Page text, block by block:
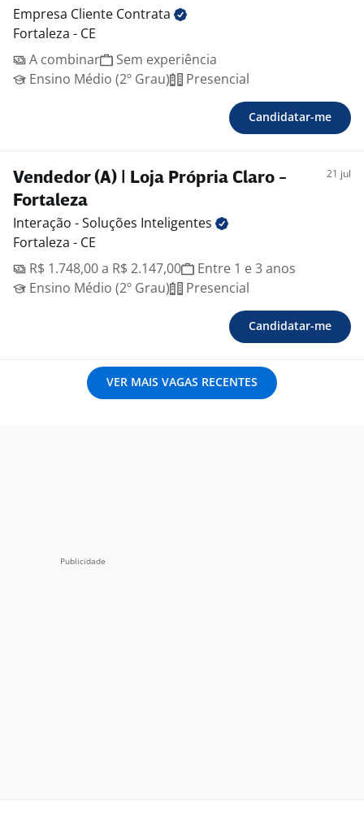
Empresa Cliente Contrata
Fortaleza - CE
A combinar
Sem experiência
Ensino Médio (2º Grau)
Presencial
Candidatar-me
Vendedor (A) | Loja Própria Claro -
Fortaleza
21 jul
Interação - Soluções Inteligentes
Fortaleza - CE
R$ 1.748,00 a R$ 2.147,00
Entre 1 e 3 anos
Ensino Médio (2º Grau)
Presencial
Candidatar-me
VER MAIS VAGAS RECENTES